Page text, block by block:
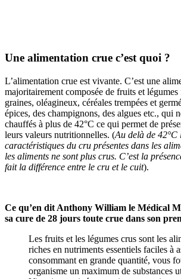
Une alimentation crue c’est quoi ?
L’alimentation crue est vivante. C’est une
majoritairement composée de fruits et
graines, oléagineux, céréales trempées et
épices, des champignons, des algues etc., qui
chauffés à plus de 42°C ce qui permet de
leurs valeurs nutritionnelles. (Au delà de 42°C
caractéristiques du cru présentes dans les
les aliments ne sont plus crus. C’est la
fait la différence entre le cru et le cuit).
Ce qu’en dit Anthony William le Médical
sa cure de 28 jours toute crue dans son
Les fruits et les légumes crus sont les
riches en nutriments essentiels faciles à
consommant en grande quantité, vous
organisme un maximum de substances